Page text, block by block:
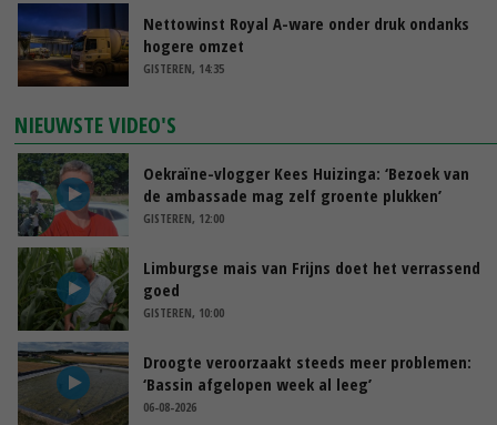
Nettowinst Royal A-ware onder druk ondanks
hogere omzet
GISTEREN, 14:35
NIEUWSTE VIDEO'S
Oekraïne-vlogger Kees Huizinga: ‘Bezoek van
de ambassade mag zelf groente plukken’
GISTEREN, 12:00
Limburgse mais van Frijns doet het verrassend
goed
GISTEREN, 10:00
Droogte veroorzaakt steeds meer problemen:
‘Bassin afgelopen week al leeg’
06-08-2026